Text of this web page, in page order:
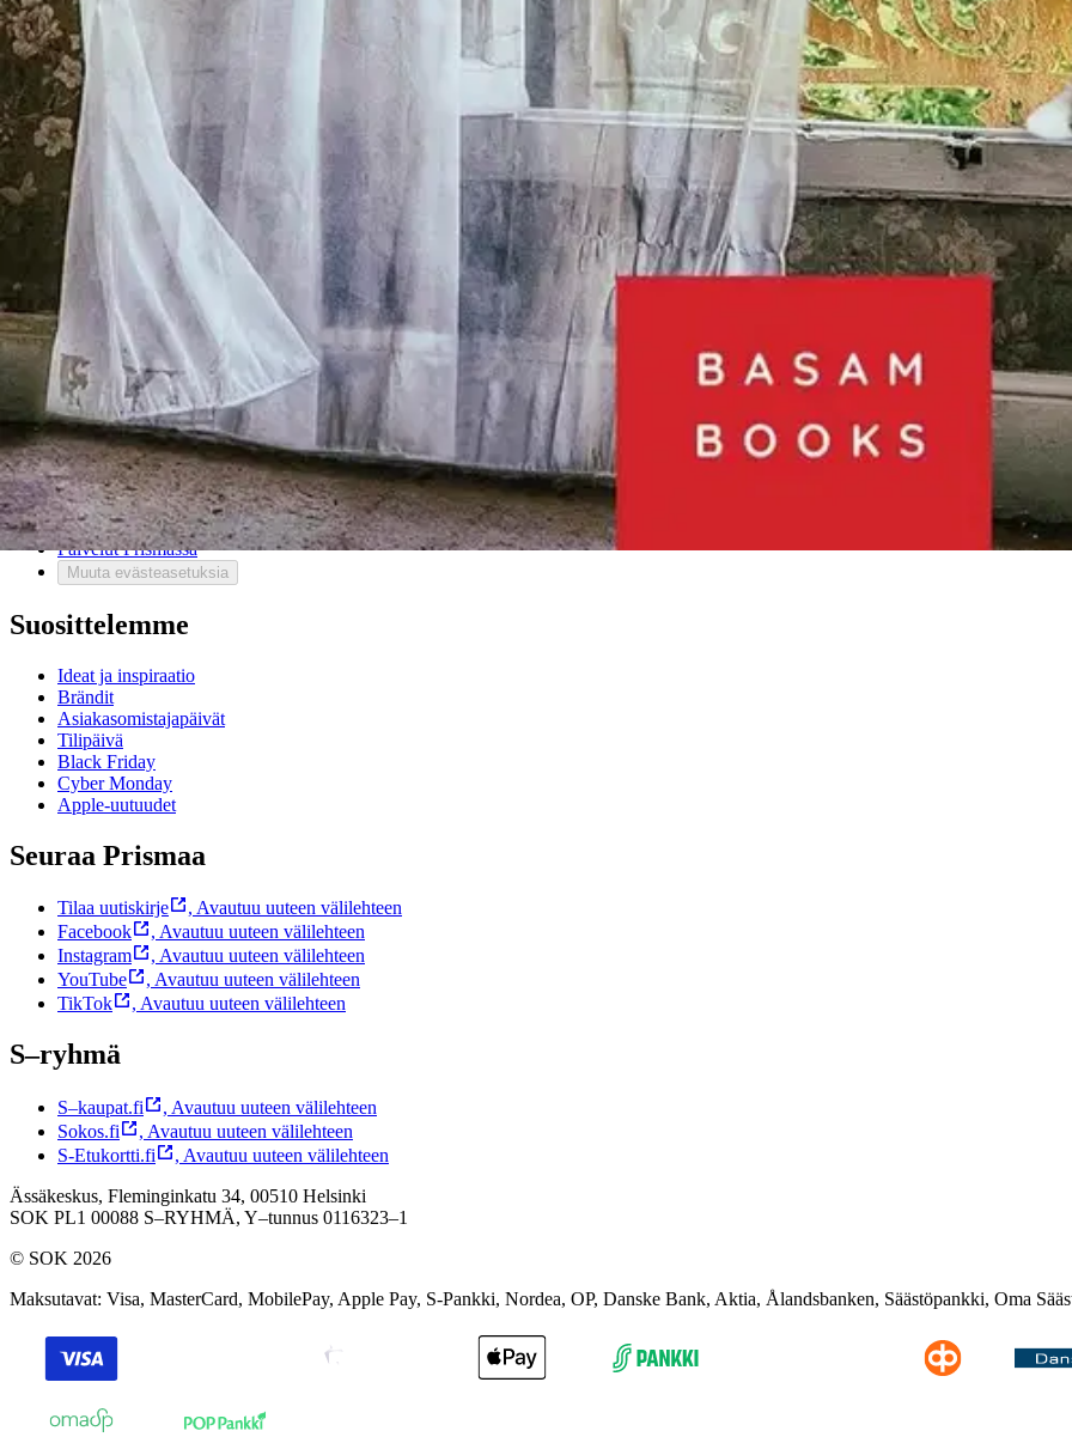
Ohjeet
Ensitilaajan pikaopas
Myymälänouto
Palautukset
Reklamaatio
Takuu ja huolto
Toimitustavat
Maksutavat
Asennuspalvelut
Tilaus- ja toimitusehdot
Käyttöehdot
Tietosuojakäytäntö
Saavutettavuus
Vastuullisuus
Sivukartta
Mitä pidät Prisma.fi-verkkokaupasta?
Asiakaspalvelu
Usein kysytyt kysymykset
Ota yhteyttä asiakaspalveluun
Bonus ja asiakasomistajuus
Prisma-myymälöiden yhteystiedot
Mikä on Prisma?
Palvelut Prismassa
Muuta evästeasetuksia
Suosittelemme
Ideat ja inspiraatio
Brändit
Asiakasomistajapäivät
Tilipäivä
Black Friday
Cyber Monday
Apple-uutuudet
Seuraa Prismaa
Tilaa uutiskirje , Avautuu uuteen välilehteen
Facebook
, Avautuu uuteen välilehteen
Instagram
, Avautuu uuteen välilehteen
YouTube
, Avautuu uuteen välilehteen
TikTok
, Avautuu uuteen välilehteen
S–ryhmä
S–kaupat.fi , Avautuu uuteen välilehteen
Sokos.fi
, Avautuu uuteen välilehteen
S-Etukortti.fi
, Avautuu uuteen välilehteen
Ässäkeskus, Fleminginkatu 34, 00510 Helsinki
SOK PL1 00088 S–RYHMÄ, Y–tunnus 0116323–1
© SOK 2026
Maksutavat: Visa, MasterCard, MobilePay, Apple Pay, S-Pankki, Nordea, OP, Danske Bank, Aktia, Ålandsbanken, Säästöpankki, Oma